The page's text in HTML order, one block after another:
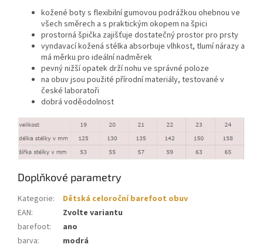
kožené boty s flexibilní gumovou podrážkou ohebnou ve
všech směrech a s praktickým okopem na špici
prostorná špička zajišťuje dostatečný prostor pro prsty
vyndavací kožená stélka absorbuje vlhkost, tlumí nárazy a
má měrku pro ideální nadměrek
pevný nižší opatek drží nohu ve správné poloze
na obuv jsou použité přírodní materiály, testované v
české laboratoři
dobrá voděodolnost
Doplňkové parametry
Kategorie:
Dětská celoroční barefoot obuv
EAN:
Zvolte variantu
barefoot:
ano
barva:
modrá